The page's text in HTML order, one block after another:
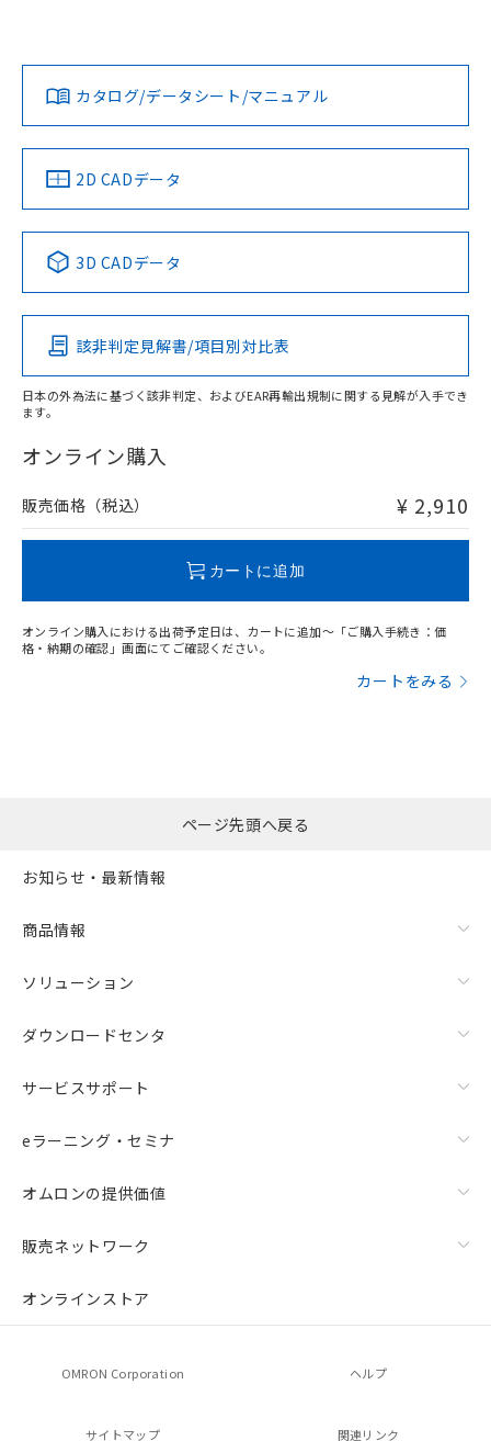
ダウンロードデータをご利用いただく前に、以下を必ずお読
みください。
ソフトウェアの使用条件
対応済み
中国 RoHS 注意事項・凡例
Pb Hg Cd Cr(VI)
O
在庫等で未対応品が混在する可能性があります。
問い合わせください。
LR型式承認
（イギリス
船舶規格）
DNV型式承認
（ノルウェー
BV型式承認
（フランス
KR型式
（韓国
No No No No
この製品の規格認証/適合状況ページへ
その他の認証はこちらのページからご検索ください
カタログ/データシート/マニュアル
2D CADデータ
3D CADデータ
該非判定見解書/項目別対比表
日本の外為法に基づく該非判定、およびEAR再輸出規制に関する見解が入手でき
ます。
オンライン購入
販売価格（税込） ¥ 2,910
カートに追加
オンライン購入における出荷予定日は、カートに追加～「ご購入手続き：価
格・納期の確認」画面にてご確認ください。
カートをみる
ページ先頭へ戻る
お知らせ・最新情報
商品情報
ソリューション
ダウンロードセンタ
サービスサポート
eラーニング・セミナ
オムロンの提供価値
販売ネットワーク
オンラインストア
OMRON Corporation ヘルプ
サイトマップ 関連リンク